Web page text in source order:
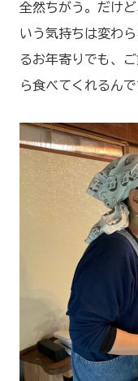
全然ちがう。だけ
いう気持ちは変わ
るお年寄りでも、
ら食べてくれるんで